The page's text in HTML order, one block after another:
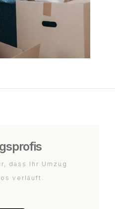
dass Ihr Umzug
verläuft.